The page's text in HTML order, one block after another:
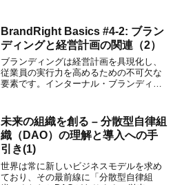
ンドの価値と目標が企業全体に浸透する
ことを保証します。さらに、従業員がブ
ランド価値について意見や感想を共有で
きるプラットフォームを提供すること
で、従業員の声が経営戦略に反映される
ようにすることも重要です。
BrandRight Basics #4-2: ブラン
ディングと経営計画の関連（2）
ブランディングは経営計画を具現化し、
従業員の実行力を高めるための不可欠な
要素です。インターナル・ブランディン
調整は、組織が目標に沿って進化し続け
るための鍵となります。
未来の組織を創る – 分散型自律組
織（DAO）の理解と導入への手
引き(1)
世界は常に新しいビジネスモデルを求め
ており、その最前線に「分散型自律組